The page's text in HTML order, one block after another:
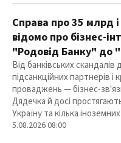
Справа про 35 млрд
відомо про бізнес-
"Родовід Банку"
Від банківських
підсанкційних партнерів і
проваджень — бізнес-
Дядечка й досі
Україну та кілька
5.08.2026 08:00